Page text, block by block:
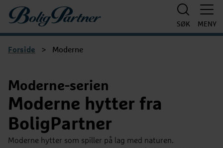
Boligpartner
SØK MENY
Forside > Moderne
Moderne-serien
Moderne hytter fra
BoligPartner
Moderne hytter som spiller på lag med naturen.